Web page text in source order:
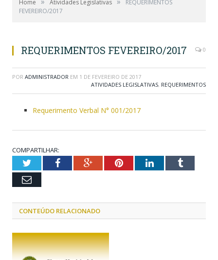
Home Atividades Legislativas
REQUERIMENTOS
FEVEREIRO/2017
REQUERIMENTOS FEVEREIRO/2017 0
POR ADMINISTRADOR EM 1 DE FEVEREIRO DE 2017
ATIVIDADES LEGISLATIVAS, REQUERIMENTOS
Requerimento Verbal N° 001/2017
COMPARTILHAR:
TwitterFacebookGoogle+PinterestLinkedInTumblr
Email
CONTEÚDO RELACIONADO